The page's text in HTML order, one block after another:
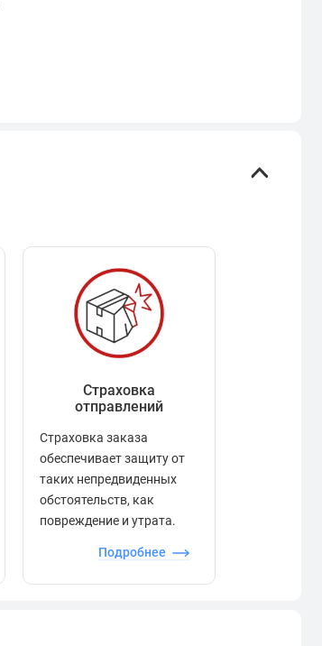
Страховка
отправлений
Страховка заказа
обеспечивает защиту от
таких непредвиденных
обстоятельств, как
повреждение и утрата.
Подробнее